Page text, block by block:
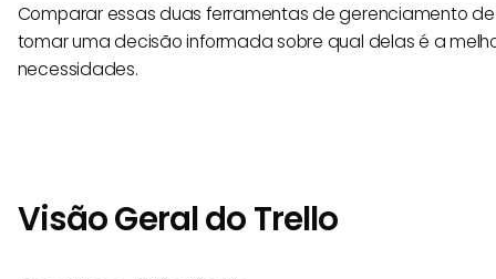
Comparar essas duas ferramentas de gerenciamento
tomar uma decisão informada sobre qual delas é a
necessidades.
Visão Geral do Trello